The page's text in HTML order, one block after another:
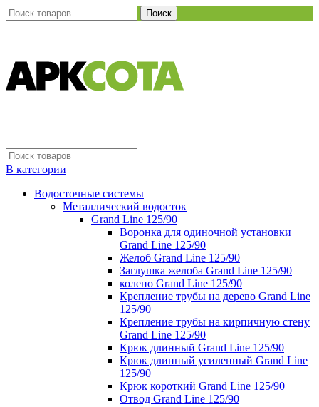
Поиск
В категории
Водосточные системы
Металлический водосток
Grand Line 125/90
Воронка для одиночной установки
Grand Line 125/90
Желоб Grand Line 125/90
Заглушка желоба Grand Line 125/90
колено Grand Line 125/90
Крепление трубы на дерево Grand Line
125/90
Крепление трубы на кирпичную стену
Grand Line 125/90
Крюк длинный Grand Line 125/90
Крюк длинный усиленный Grand Line
125/90
Крюк короткий Grand Line 125/90
Отвод Grand Line 125/90